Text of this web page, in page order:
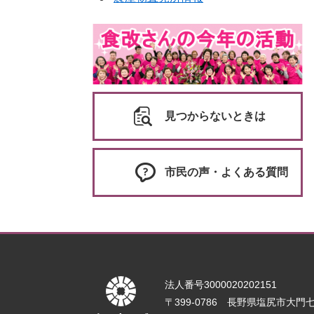
見つからないときは
市民の声・よくある質問
法人番号3000020202151
〒399-0786 長野県塩尻市大門